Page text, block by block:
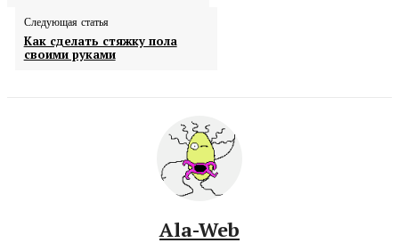
Следующая статья
Как сделать стяжку пола
своими руками
Ala-Web